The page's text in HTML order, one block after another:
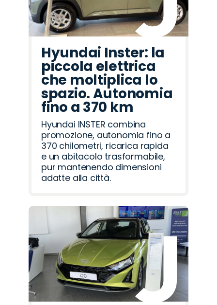
Hyundai Inster: la
piccola elettrica
che moltiplica lo
spazio. Autonomia
fino a 370 km
Hyundai INSTER combina
promozione, autonomia fino a
370 chilometri, ricarica rapida
e un abitacolo trasformabile,
pur mantenendo dimensioni
adatte alla città.